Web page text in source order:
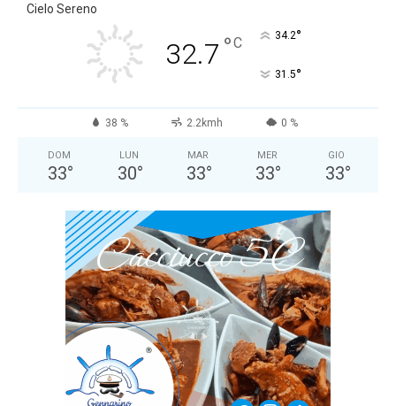
Cielo Sereno
32.7 °C 34.2°
31.5°
38 % 2.2kmh 0 %
DOM
33°
LUN
30°
MAR
33°
MER
33°
GIO
33°